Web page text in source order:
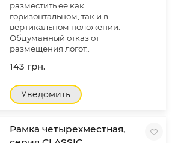
разместить ее как
горизонтальном, так и в
вертикальном положении.
Обдуманный отказ от
размещения логот..
143 грн.
Уведомить
Рамка четырехместная,